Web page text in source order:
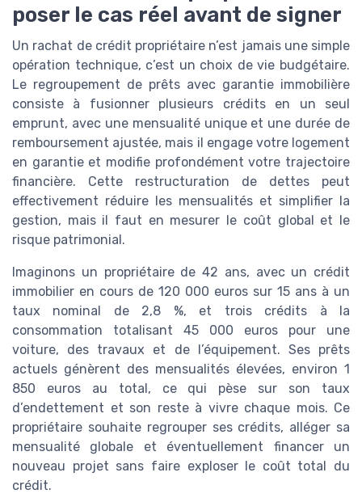
poser le cas réel avant de signer
Un rachat de crédit propriétaire n’est jamais une simple
opération technique, c’est un choix de vie budgétaire.
Le regroupement de prêts avec garantie immobilière
consiste à fusionner plusieurs crédits en un seul
emprunt, avec une mensualité unique et une durée de
remboursement ajustée, mais il engage votre logement
en garantie et modifie profondément votre trajectoire
financière. Cette restructuration de dettes peut
effectivement réduire les mensualités et simplifier la
gestion, mais il faut en mesurer le coût global et le
risque patrimonial.
Imaginons un propriétaire de 42 ans, avec un crédit
immobilier en cours de 120 000 euros sur 15 ans à un
taux nominal de 2,8 %, et trois crédits à la
consommation totalisant 45 000 euros pour une
voiture, des travaux et de l’équipement. Ses prêts
actuels génèrent des mensualités élevées, environ 1
850 euros au total, ce qui pèse sur son taux
d’endettement et son reste à vivre chaque mois. Ce
propriétaire souhaite regrouper ses crédits, alléger sa
mensualité globale et éventuellement financer un
nouveau projet sans faire exploser le coût total du
crédit.